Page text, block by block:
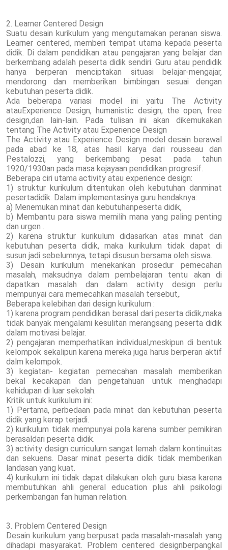
2. Learner Centered Design
Suatu desain kurikulum yang mengutamakan peranan siswa.
Learner centered, memberi tempat utama kepada peserta
didik. Di dalam pendidikan atau pengajaran yang belajar dan
berkembang adalah peserta didik sendiri. Guru atau pendidik
hanya berperan menciptakan situasi belajar-mengajar,
mendorong dan memberikan bimbingan sesuai dengan
kebutuhan peserta didik.
Ada beberapa variasi model ini yaitu The Activity
atauExperience Design, humanistic design, the open, free
design,dan lain-lain. Pada tulisan ini akan dikemukakan
tentang The Activity atau Experience Design
The Activity atau Experience Design model desain berawal
pada abad ke 18, atas hasil karya dari rousseau dan
Pestalozzi, yang berkembang pesat pada tahun
1920/1930an pada masa kejayaan pendidikan progresif.
Beberapa ciri utama activity atau experience design:
1) struktur kurikulum ditentukan oleh kebutuhan danminat
pesertadidik. Dalam implementasinya guru hendaknya:
a) Menemukan minat dan kebutuhanpeserta didik,
b) Membantu para siswa memilih mana yang paling penting
dan urgen .
2) karena struktur kurikulum didasarkan atas minat dan
kebutuhan peserta didik, maka kurikulum tidak dapat di
susun jadi sebelumnya, tetapi disusun bersama oleh siswa.
3) Desain kurikulum menekankan prosedur pemecahan
masalah, maksudnya dalam pembelajaran tentu akan di
dapatkan masalah dan dalam activity design perlu
mempunyai cara memecahkan masalah tersebut,.
Beberapa kelebihan dari design kurikulum :
1) karena program pendidikan berasal dari peserta didik,maka
tidak banyak mengalami kesulitan merangsang peserta didik
dalam motivasi belajar.
2) pengajaran memperhatikan individual,meskipun di bentuk
kelompok sekalipun karena mereka juga harus berperan aktif
dalm kelompok.
3) kegiatan- kegiatan pemecahan masalah memberikan
bekal kecakapan dan pengetahuan untuk menghadapi
kehidupan di luar sekolah.
Kritik untuk kurikulum ini:
1) Pertama, perbedaan pada minat dan kebutuhan peserta
didik yang kerap terjadi.
2) kurikulum tidak mempunyai pola karena sumber pemikiran
berasaldari peserta didik.
3) activity design curriculum sangat lemah dalam kontinuitas
dan sekuens. Dasar minat peserta didik tidak memberikan
landasan yang kuat.
4) kurikulum ini tidak dapat dilakukan oleh guru biasa karena
membutuhkan ahli general education plus ahli psikologi
perkembangan fan human relation.
3. Problem Centered Design
Desain kurikulum yang berpusat pada masalah-masalah yang
dihadapi masyarakat. Problem centered designberpangkal